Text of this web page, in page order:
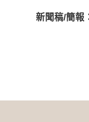
新聞稿/簡報